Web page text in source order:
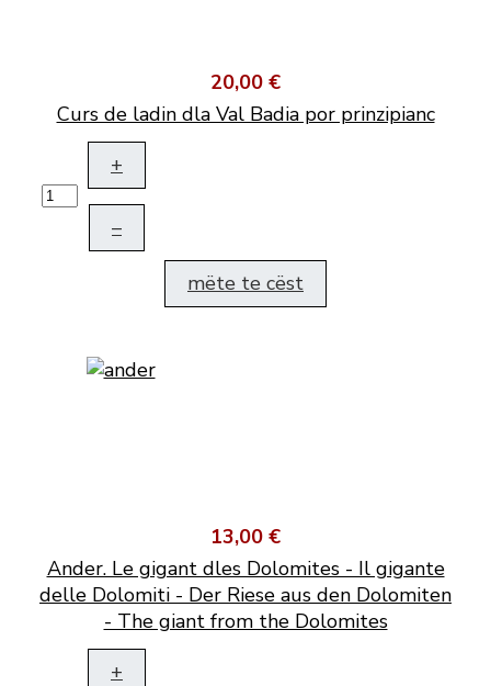
20,00 €
Curs de ladin dla Val Badia por prinzipianc
+
–
mëte te cëst
13,00 €
Ander. Le gigant dles Dolomites - Il gigante
delle Dolomiti - Der Riese aus den Dolomiten
- The giant from the Dolomites
+